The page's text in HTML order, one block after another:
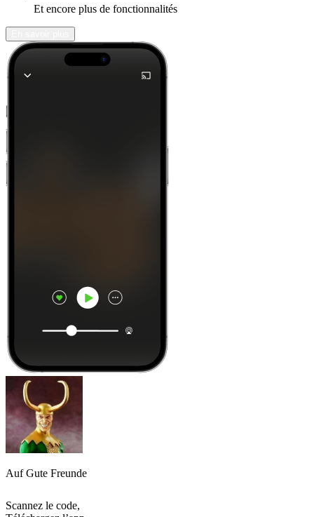
Et encore plus de fonctionnalités
Auf Gute Freunde
Scannez le code,